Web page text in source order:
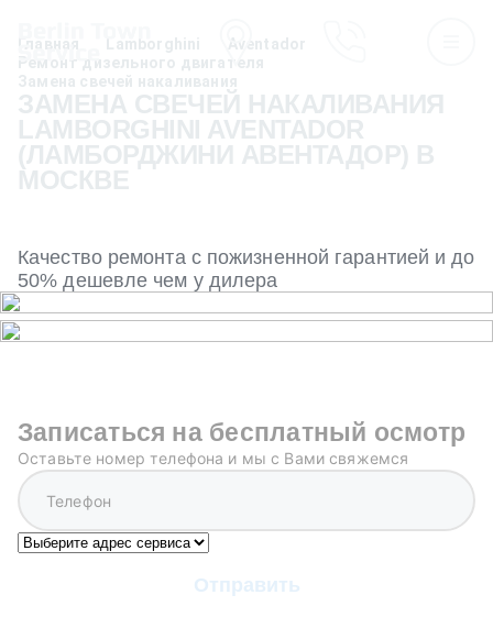
Главная Lamborghini
Aventador
Ремонт дизельного двигателя
Замена свечей накаливания
ЗАМЕНА СВЕЧЕЙ НАКАЛИВАНИЯ
LAMBORGHINI AVENTADOR
(ЛАМБОРДЖИНИ АВЕНТАДОР) В
МОСКВЕ
Качество ремонта с пожизненной гарантией и до
50% дешевле чем у дилера
Записаться на бесплатный осмотр
Оставьте номер телефона и мы с Вами свяжемся